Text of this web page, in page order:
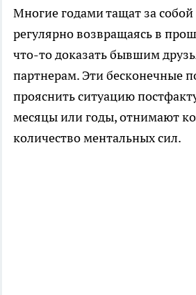
Многие годами тащат за собой
регулярно возвращаясь в
что-то доказать бывшим
партнерам. Эти бесконечные
прояснить ситуацию
месяцы или годы, отнимают
количество ментальных сил.